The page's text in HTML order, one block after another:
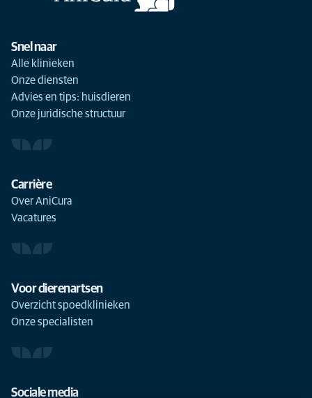
Snel naar
Alle klinieken
Onze diensten
Advies en tips: huisdieren
Onze juridische structuur
Carrière
Over AniCura
Vacatures
Voor dierenartsen
Overzicht spoedklinieken
Onze specialisten
Sociale media